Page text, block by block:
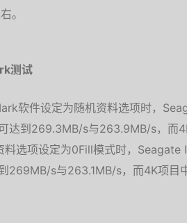
。
测试
软件设定为随机资料选项时，
达到269.3MB/s与263.9MB/s，而
料选项设定为0Fill模式时，
269MB/s与263.1MB/s，而4K项目